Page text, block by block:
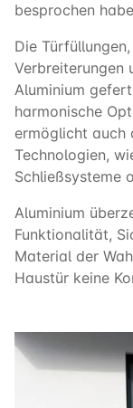
besprochen
Die
Verbreiterungen
Aluminium
harmonische
ermöglicht auch
Technologien,
Schließsysteme
Aluminium
Funktionalität,
Material der
Haustür keine